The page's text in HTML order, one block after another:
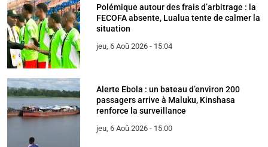
Polémique autour des frais d’arbitrage : la
FECOFA absente, Lualua tente de calmer la
situation
jeu, 6 Aoû 2026 - 15:04
Alerte Ebola : un bateau d’environ 200
passagers arrive à Maluku, Kinshasa
renforce la surveillance
jeu, 6 Aoû 2026 - 15:00